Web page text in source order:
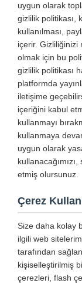
uygun olarak
gizlilik politikası,
kullanılması,
içerir. Gizliliğinizi
olmak için bu
gizlilik politikası
platformda
iletişime
içeriğini kabul
kullanmayı
kullanmaya
uygun olarak
etmiş olursunuz.
Çerez
Size daha kolay
ilgili web
tarafından
kişiselleştirilmiş
çerezleri, flash